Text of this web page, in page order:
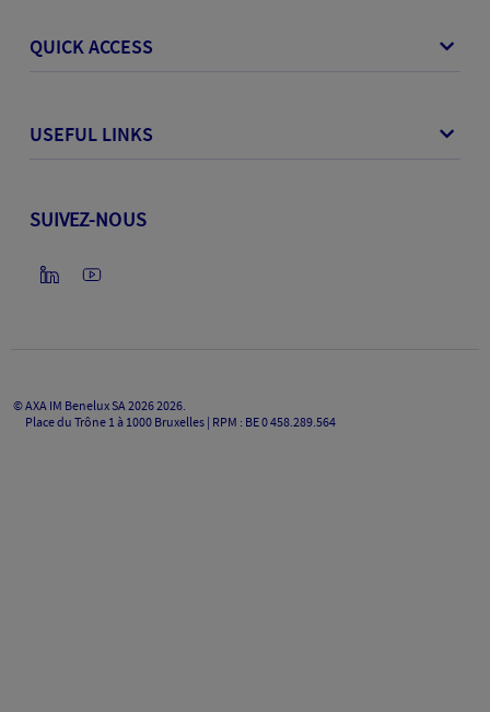
QUICK ACCESS
USEFUL LINKS
SUIVEZ-NOUS
©AXA IM Benelux SA 20262026.
Place du Trône 1 à 1000 Bruxelles | RPM : BE 0 458.289.564